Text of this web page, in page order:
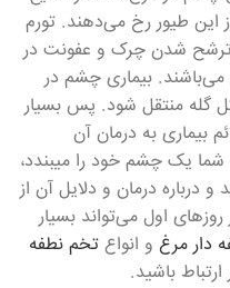
این طیور رخ می‌دهند. تورم
شدن چرک و عفونت در
بیماری چشم در
گله منتقل شود. پس بسیار
به درمان آن
شما یک چشم خود را میبندد،
درباره درمان و دلایل آن از
اول می‌تواند بسیار
دار مرغ و انواع تخم نطفه
ارتباط باشید.